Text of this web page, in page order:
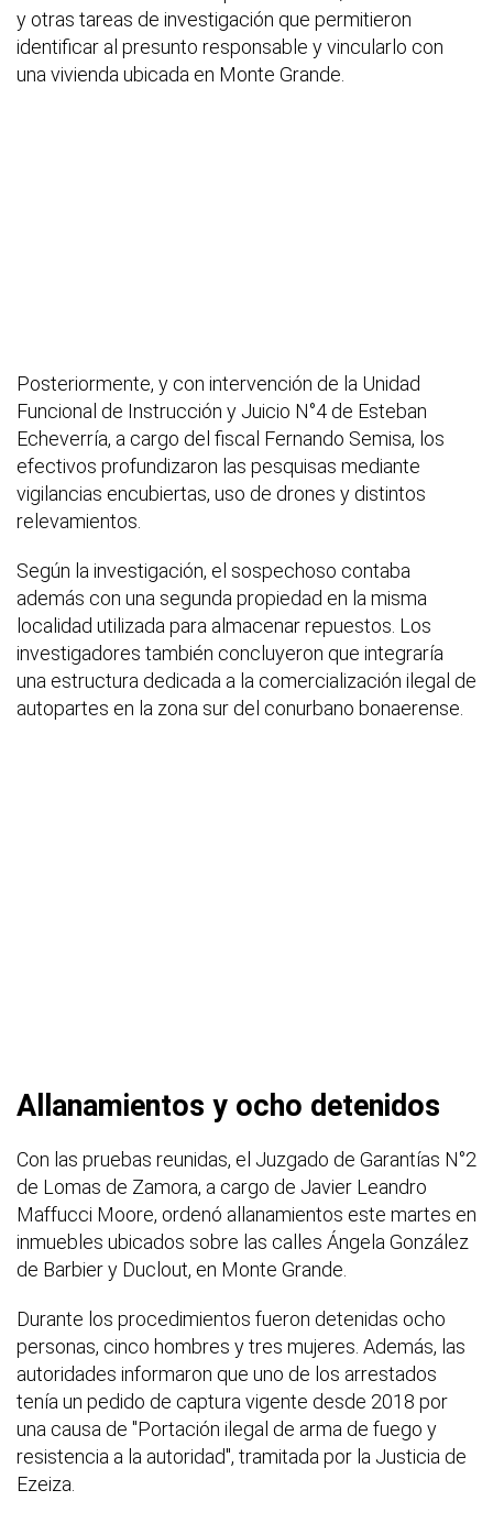
y otras tareas de investigación que permitieron
identificar al presunto responsable y vincularlo con
una vivienda ubicada en Monte Grande.
Posteriormente, y con intervención de la Unidad
Funcional de Instrucción y Juicio N°4 de Esteban
Echeverría, a cargo del fiscal Fernando Semisa, los
efectivos profundizaron las pesquisas mediante
vigilancias encubiertas, uso de drones y distintos
relevamientos.
Según la investigación, el sospechoso contaba
además con una segunda propiedad en la misma
localidad utilizada para almacenar repuestos. Los
investigadores también concluyeron que integraría
una estructura dedicada a la comercialización ilegal de
autopartes en la zona sur del conurbano bonaerense.
Allanamientos y ocho detenidos
Con las pruebas reunidas, el Juzgado de Garantías N°2
de Lomas de Zamora, a cargo de Javier Leandro
Maffucci Moore, ordenó allanamientos este martes en
inmuebles ubicados sobre las calles Ángela González
de Barbier y Duclout, en Monte Grande.
Durante los procedimientos fueron detenidas ocho
personas, cinco hombres y tres mujeres. Además, las
autoridades informaron que uno de los arrestados
tenía un pedido de captura vigente desde 2018 por
una causa de "Portación ilegal de arma de fuego y
resistencia a la autoridad", tramitada por la Justicia de
Ezeiza.